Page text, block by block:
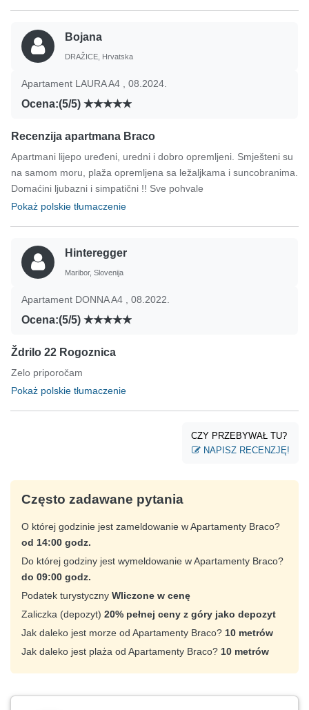
Bojana
DRAŽICE, Hrvatska
Apartament LAURA A4 , 08.2024.
Ocena:(5/5)
Recenzija apartmana Braco
Apartmani lijepo uređeni, uredni i dobro opremljeni. Smješteni su
na samom moru, plaža opremljena sa ležaljkama i suncobranima.
Domaćini ljubazni i simpatični !! Sve pohvale
Pokaż polskie tłumaczenie
Hinteregger
Maribor, Slovenija
Apartament DONNA A4 , 08.2022.
Ocena:(5/5)
Ždrilo 22 Rogoznica
Zelo priporočam
Pokaż polskie tłumaczenie
CZY PRZEBYWAŁ TU?
NAPISZ RECENZJĘ!
Często zadawane pytania
O której godzinie jest zameldowanie w Apartamenty Braco?
od 14:00 godz.
Do której godziny jest wymeldowanie w Apartamenty Braco?
do 09:00 godz.
Podatek turystyczny Wliczone w cenę
Zaliczka (depozyt) 20% pełnej ceny z góry jako depozyt
Jak daleko jest morze od Apartamenty Braco? 10 metrów
Jak daleko jest plaża od Apartamenty Braco? 10 metrów